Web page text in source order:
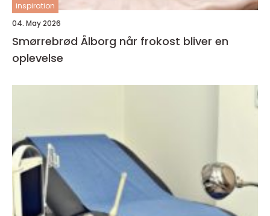
inspiration
04. May 2026
Smørrebrød Ålborg når frokost bliver en
oplevelse